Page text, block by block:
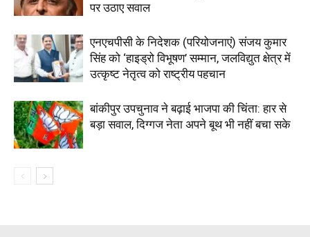
SUBSCRIBE NOW
Company
About
पर उठाए सवाल
एनएचपीसी के निदेशक (परियोजनाएं) संजय कुमार
सिंह को ‘हाइड्रो विभूषण’ सम्मान, जलविद्युत क्षेत्र में
उत्कृष्ट नेतृत्व को राष्ट्रीय पहचान
बांकीपुर उपचुनाव ने बढ़ाई भाजपा की चिंता: हार से
बड़ा सवाल, दिग्गज नेता अपने बूथ भी नहीं बचा सके